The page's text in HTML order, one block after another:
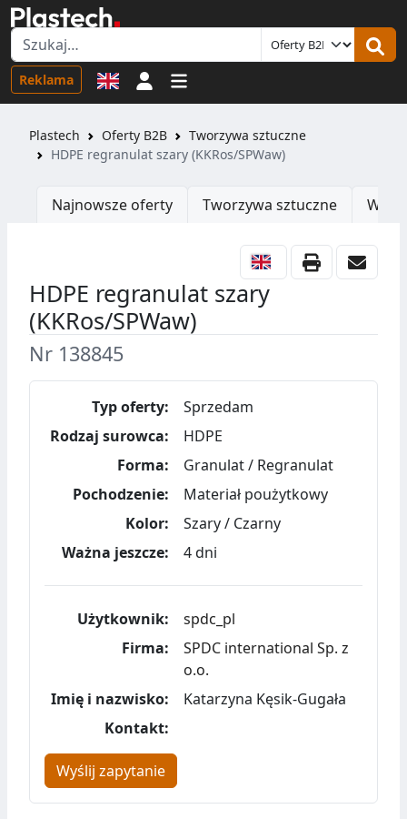
Reklama Logowanie
Plastech Oferty B2B
Tworzywa sztuczne
HDPE regranulat szary (KKRos/SPWaw)
Najnowsze oferty Tworzywa sztuczne
HDPE regranulat szary
(KKRos/SPWaw)
Nr 138845
Typ oferty:
Sprzedam
Rodzaj surowca:
HDPE
Forma:
Granulat / Regranulat
Pochodzenie:
Materiał poużytkowy
Kolor:
Szary / Czarny
Ważna jeszcze:
4 dni
Użytkownik:
spdc_pl
Firma:
SPDC international Sp. z
o.o.
Imię i nazwisko:
Katarzyna Kęsik-Gugała
Kontakt:
Wyślij zapytanie